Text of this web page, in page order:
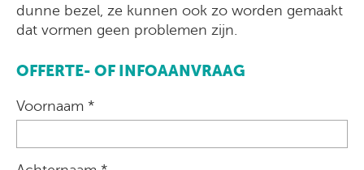
dunne bezel, ze kunnen ook zo worden gemaakt
dat vormen geen problemen zijn.
OFFERTE- OF INFOAANVRAAG
Voornaam *